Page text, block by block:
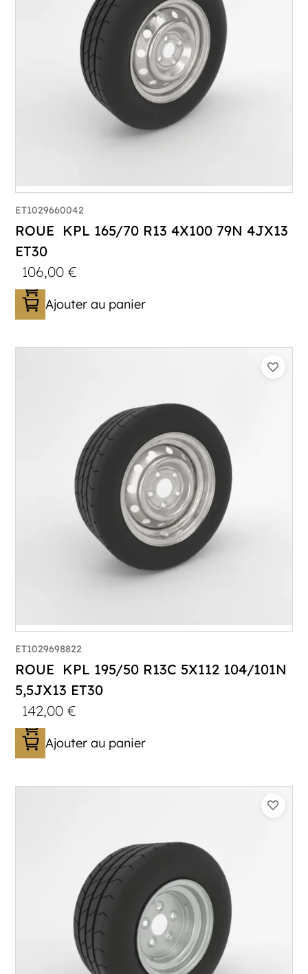
ET1029660042
ROUE KPL 165/70 R13 4X100 79N 4JX13
ET30
106,00€
Ajouter au panier
ET1029698822
ROUE KPL 195/50 R13C 5X112 104/101N
5,5JX13 ET30
142,00€
Ajouter au panier